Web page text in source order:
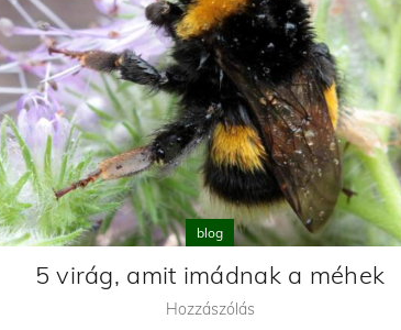
blog
5 virág, amit imádnak a méhek
Hozzászólás